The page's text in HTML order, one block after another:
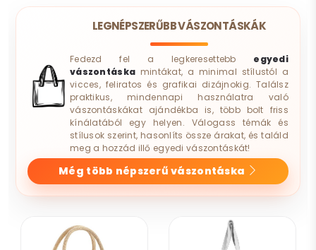
LEGNÉPSZERŰBB VÁSZONTÁSKÁK
Fedezd fel a legkeresettebb egyedi
vászontáska mintákat, a minimal stílustól a
vicces, feliratos és grafikai dizájnokig. Találsz
praktikus, mindennapi használatra való
vászontáskákat ajándékba is, több bolt friss
kínálatából egy helyen. Válogass témák és
stílusok szerint, hasonlíts össze árakat, és találd
meg a hozzád illő egyedi vászontáskát!
Még több népszerű vászontáska